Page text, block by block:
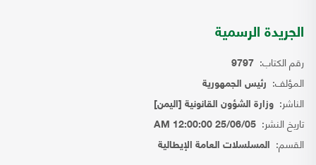
الجريدة الرسمية
رقم الكتاب: 9797
المؤلف: رئيس الجمهورية
الناشر: وزارة الشؤون القانونية [اليمن]
تاريخ النشر: 25/06/05 12:00:00 AM
القسم: المسلسلات العامة الإيطالية